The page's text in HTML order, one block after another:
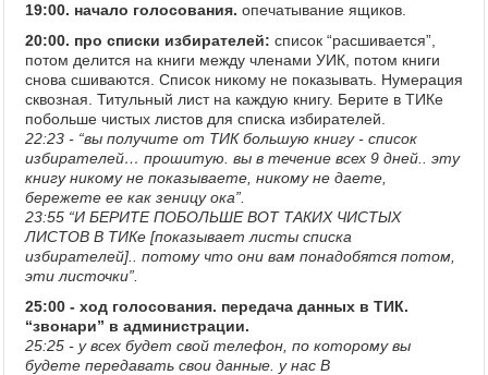
19:00. начало голосования. опечатывание ящиков.
20:00. про списки избирателей: список “расшивается”,
потом делится на книги между членами УИК, потом книги
снова сшиваются. Список никому не показывать. Нумерация
сквозная. Титульный лист на каждую книгу. Берите в ТИКе
побольше чистых листов для списка избирателей.
22:23 - “вы получите от ТИК большую книгу - список
избирателей… прошитую. вы в течение всех 9 дней.. эту
книгу никому не показываете, никому не даете,
бережете ее как зеницу ока”.
23:55 “И БЕРИТЕ ПОБОЛЬШЕ ВОТ ТАКИХ ЧИСТЫХ
ЛИСТОВ В ТИКе [показывает листы списка
избирателей].. потому что они вам понадобятся потом,
эти листочки”.
25:00 - ход голосования. передача данных в ТИК.
“звонари” в администрации.
25:25 - у всех будет свой телефон, по которому вы
будете передавать свои данные. у нас В